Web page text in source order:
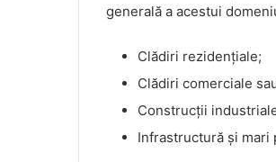
generală a acestui
Clădiri rezidențiale;
Clădiri comerciale
Construcții
Infrastructură și mari